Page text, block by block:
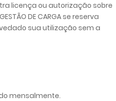
licença ou autorização sobre
DE CARGA se reserva
sua utilização sem a
mensalmente.